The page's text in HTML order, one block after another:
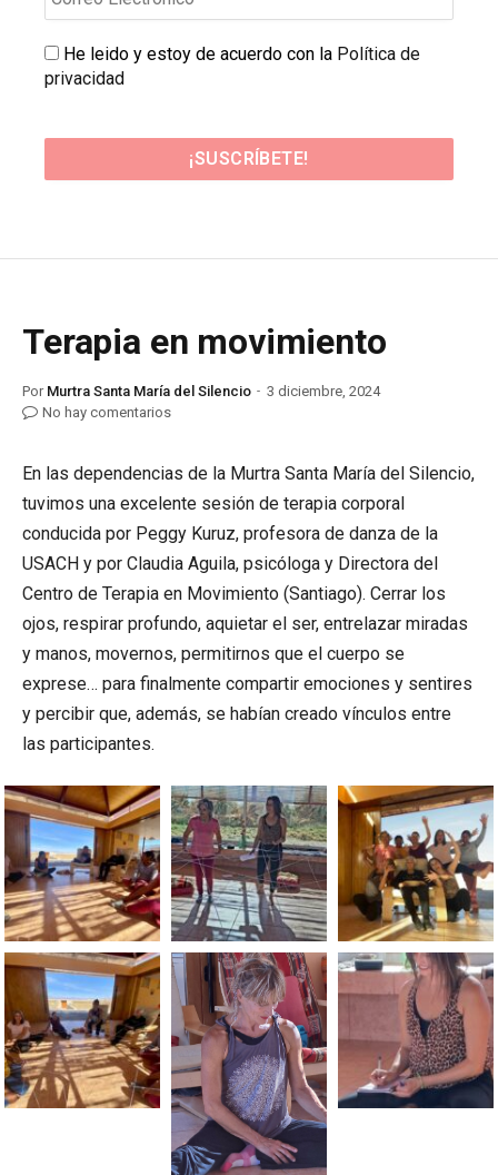
He leido y estoy de acuerdo con la Política de
privacidad
Terapia en movimiento
Por Murtra Santa María del Silencio
3 diciembre, 2024
No hay comentarios
En las dependencias de la Murtra Santa María del Silencio,
tuvimos una excelente sesión de terapia corporal
conducida por Peggy Kuruz, profesora de danza de la
USACH y por Claudia Aguila, psicóloga y Directora del
Centro de Terapia en Movimiento (Santiago). Cerrar los
ojos, respirar profundo, aquietar el ser, entrelazar miradas
y manos, movernos, permitirnos que el cuerpo se
exprese… para finalmente compartir emociones y sentires
y percibir que, además, se habían creado vínculos entre
las participantes.